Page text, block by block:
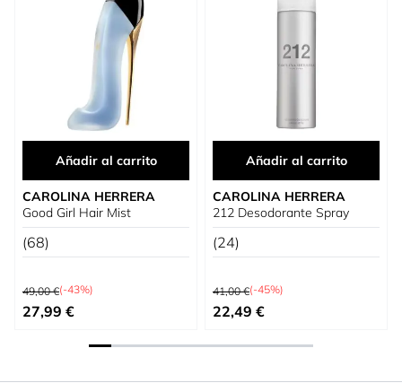
Añadir al carrito
CAROLINA HERRERA
Good Girl Hair Mist
(68)
Precio habitual
49,00 €(-43%)
Precio especial
27,99 €
Añadir al carrito
CAROLINA HERRERA
212 Desodorante Spray
(24)
Precio habitual
41,00 €(-45%)
Precio especial
22,49 €